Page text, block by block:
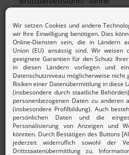
Rente/-n
Lohnersatzleistungen (z.B.
Mutterschaftsgeld, Arbeitslosengeld)
Mieteinnahmen oder höhere